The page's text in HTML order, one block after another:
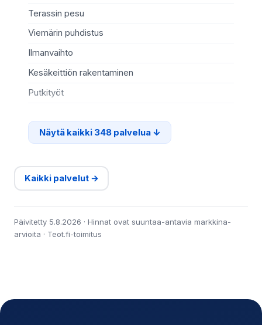
Terassin pesu
Viemärin puhdistus
Ilmanvaihto
Kesäkeittiön rakentaminen
Putkityöt
Näytä kaikki 348 palvelua
Kaikki palvelut →
Päivitetty 5.8.2026 · Hinnat ovat suuntaa-antavia markkina-
arvioita · Teot.fi-toimitus